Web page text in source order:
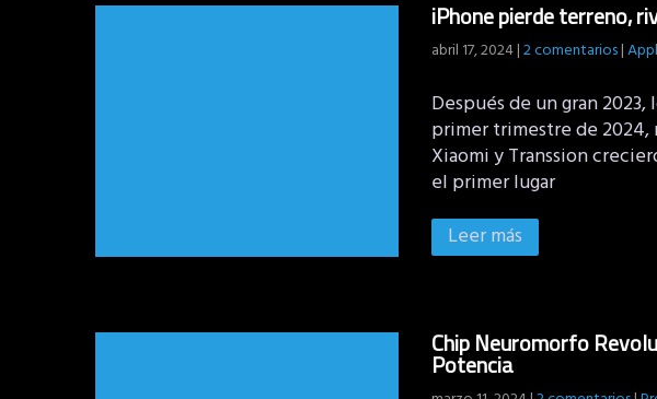
iPhone pierde terreno,
abril 17, 2024|2 comentarios|
Después de un gran
primer trimestre de 2024,
Xiaomi y Transsion
el primer lugar
Leer más
Chip Neuromorfo
Potencia